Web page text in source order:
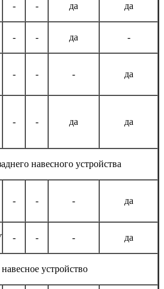
- - да да
- - да -
- - - да
- - да да
навесного устройства
- - - да
- - - да
устройство